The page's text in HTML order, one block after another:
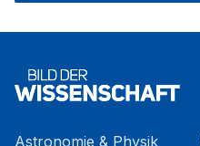
Astronomie & Physik